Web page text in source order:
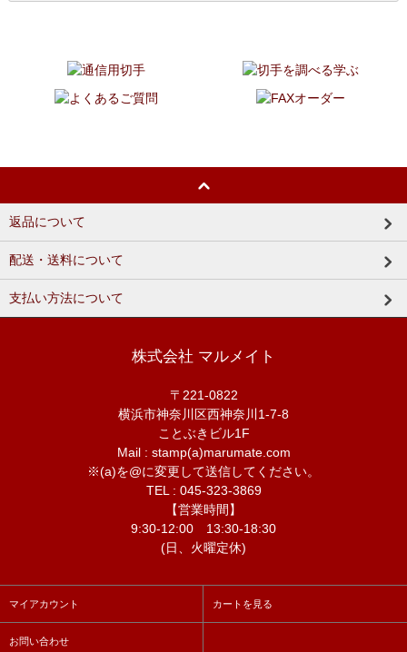
返品について
配送・送料について
支払い方法について
株式会社 マルメイト
〒221-0822
横浜市神奈川区西神奈川1-7-8
ことぶきビル1F
Mail : stamp(a)marumate.com
※(a)を@に変更して送信してください。
TEL : 045-323-3869
【営業時間】
9:30-12:00 13:30-18:30
(日、火曜定休)
マイアカウント カートを見る
お問い合わせ